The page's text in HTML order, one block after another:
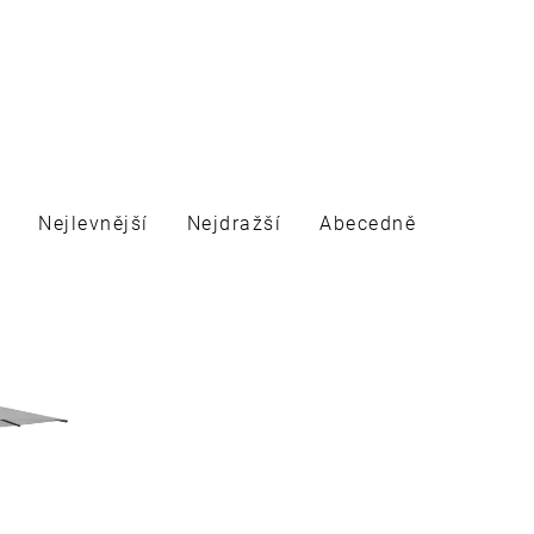
Nejlevnější Nejdražší Abecedně